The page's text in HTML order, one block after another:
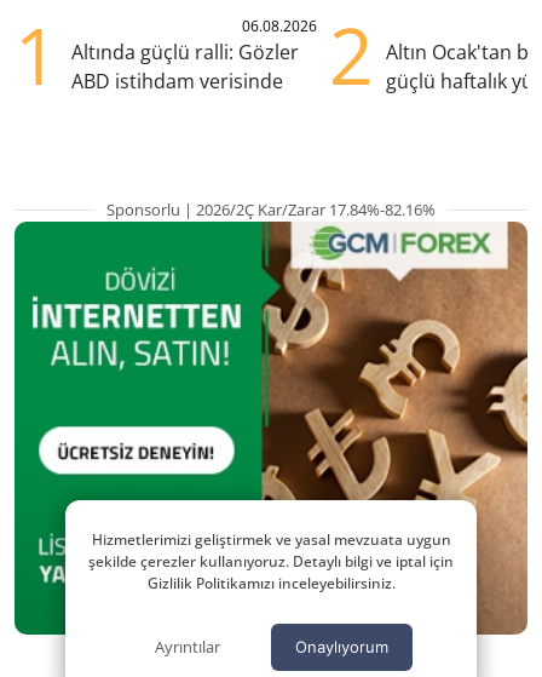
1 06.08.2026
Altında güçlü ralli: Gözler
ABD istihdam verisinde
2
Altın Ocak'tan
güçlü haftalık
Sponsorlu | 2026/2Ç Kar/Zarar 17.84%-82.16%
Hizmetlerimizi geliştirmek ve yasal mevzuata uygun
şekilde çerezler kullanıyoruz. Detaylı bilgi ve iptal için
Gizlilik Politikamızı inceleyebilirsiniz.
Ayrıntılar Onaylıyorum